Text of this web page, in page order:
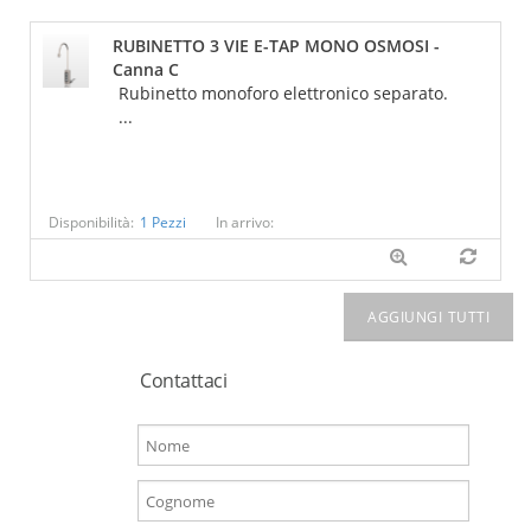
RUBINETTO 3 VIE E-TAP MONO OSMOSI -
Canna C
Rubinetto monoforo elettronico separato.
...
Disponibilità: 1 Pezzi In arrivo:
Contattaci